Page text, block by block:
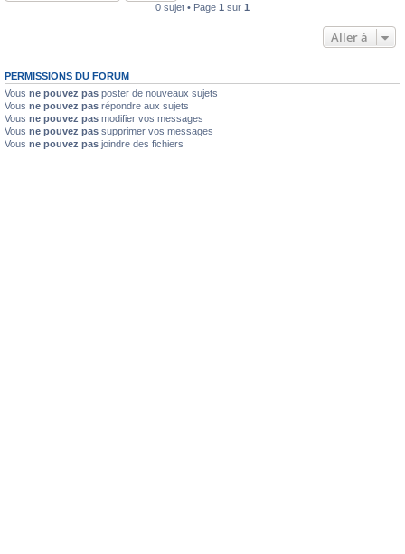
0 sujet • Page 1 sur 1
Aller à
PERMISSIONS DU FORUM
Vous ne pouvez pas poster de nouveaux sujets
Vous ne pouvez pas répondre aux sujets
Vous ne pouvez pas modifier vos messages
Vous ne pouvez pas supprimer vos messages
Vous ne pouvez pas joindre des fichiers